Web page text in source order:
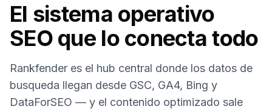
MONITORIZA
RAIVE
Seguimiento
Recursos
Herramientas
gratuitas
Precios
El sistema operativo
SEO que lo conecta todo
Rankfender es el hub central donde los datos de
busqueda llegan desde GSC, GA4, Bing y
DataForSEO — y el contenido optimizado sale